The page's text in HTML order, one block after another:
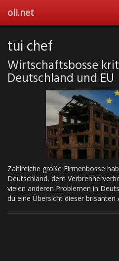
main
oli.net
tui chef
Wirtschaftsbosse
Deutschland und EU
Zahlreiche große Firmenbosse
Deutschland, dem
vielen anderen Problemen in
du eine Übersicht dieser brisanten